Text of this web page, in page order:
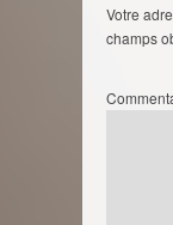
Votre
champs